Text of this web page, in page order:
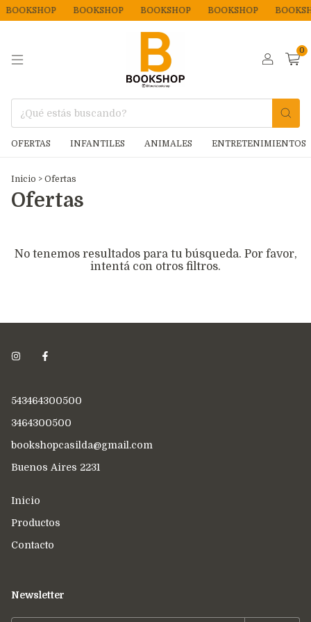
BOOKSHOP BOOKSHOP BOOKSHOP BOOKSHOP
0
OFERTAS INFANTILES ANIMALES ENTRETENIMIENTOS
Inicio > Ofertas
Ofertas
No tenemos resultados para tu búsqueda. Por favor,
intentá con otros filtros.
543464300500
3464300500
bookshopcasilda@gmail.com
Buenos Aires 2231
Inicio
Productos
Contacto
Newsletter